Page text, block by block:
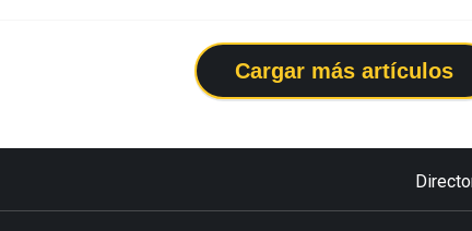
Cargar más artículos